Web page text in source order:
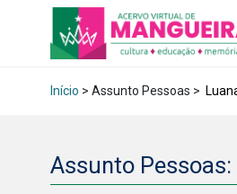
Início > Assunto Pessoas >
Assunto Pessoas: